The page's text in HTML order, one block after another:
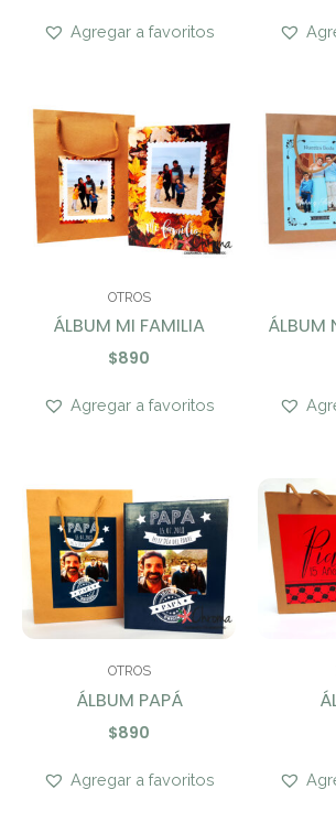
Agregar a favoritos
OTROS
ÁLBUM MI FAMILIA
$890
Agregar a favoritos
ÁLBUM
OTROS
ÁLBUM PAPÁ
$890
Agregar a favoritos